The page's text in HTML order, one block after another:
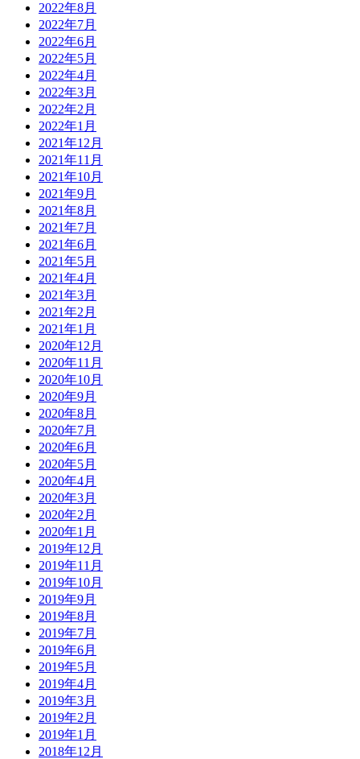
2022年8月
2022年7月
2022年6月
2022年5月
2022年4月
2022年3月
2022年2月
2022年1月
2021年12月
2021年11月
2021年10月
2021年9月
2021年8月
2021年7月
2021年6月
2021年5月
2021年4月
2021年3月
2021年2月
2021年1月
2020年12月
2020年11月
2020年10月
2020年9月
2020年8月
2020年7月
2020年6月
2020年5月
2020年4月
2020年3月
2020年2月
2020年1月
2019年12月
2019年11月
2019年10月
2019年9月
2019年8月
2019年7月
2019年6月
2019年5月
2019年4月
2019年3月
2019年2月
2019年1月
2018年12月